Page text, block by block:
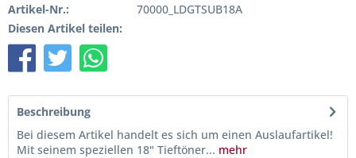
Artikel-Nr.:
70000_LDGTSUB18A
Diesen Artikel teilen:
Beschreibung
Bei diesem Artikel handelt es sich um einen Auslaufartikel!
Mit seinem speziellen 18" Tieftöner... mehr